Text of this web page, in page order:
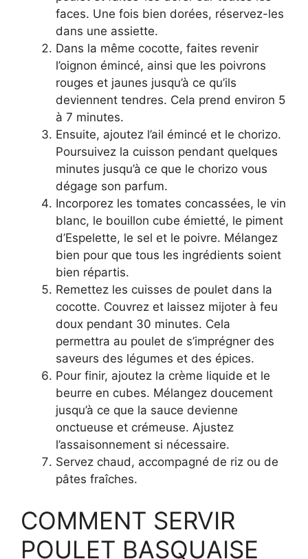
faces. Une fois bien dorées, réservez-les
dans une assiette.
Dans la même cocotte, faites revenir
l’oignon émincé, ainsi que les poivrons
rouges et jaunes jusqu’à ce qu’ils
deviennent tendres. Cela prend environ 5
à 7 minutes.
Ensuite, ajoutez l’ail émincé et le chorizo.
Poursuivez la cuisson pendant quelques
minutes jusqu’à ce que le chorizo vous
dégage son parfum.
Incorporez les tomates concassées, le vin
blanc, le bouillon cube émietté, le piment
d’Espelette, le sel et le poivre. Mélangez
bien pour que tous les ingrédients soient
bien répartis.
Remettez les cuisses de poulet dans la
cocotte. Couvrez et laissez mijoter à feu
doux pendant 30 minutes. Cela
permettra au poulet de s’imprégner des
saveurs des légumes et des épices.
Pour finir, ajoutez la crème liquide et le
beurre en cubes. Mélangez doucement
jusqu’à ce que la sauce devienne
onctueuse et crémeuse. Ajustez
l’assaisonnement si nécessaire.
Servez chaud, accompagné de riz ou de
pâtes fraîches.
COMMENT SERVIR
POULET BASQUAISE